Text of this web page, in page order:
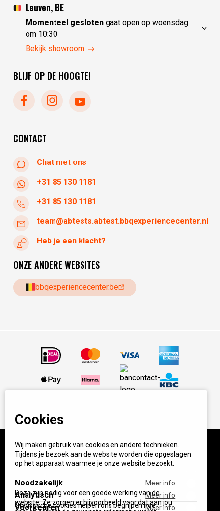
dinsdag
woensdag
10:00 - 17:30
donderdag
10:00 - 17:30
vrijdag
Leuven, BE
Momenteel geslotengaat open op woensdag
om 10:30
zondag
dinsdag
donderdag
vrijdag
Bekijk showroom
BLIJF OP DE HOOGTE!
CONTACT
Chat met ons
+31 85 130 1181
+31 85 130 1181
team@abtests.abtest.bbqexperiencecenter.nl
Heb je een klacht?
ONZE ANDERE WEBSITES
bbqexperiencecenter.be
© BBQ Experience Center. Home of BBQ. Alle prijzen incl
Start your own BXC
Cookies
Wij maken gebruik van cookies en andere technieken.
Tijdens je bezoek aan de website worden die opgeslagen
op het apparaat waarmee je onze website bezoekt.
Noodzakelijk
Meer info
Deze zijn nodig voor een goede werking van de
website. Ze zorgen er bijvoorbeeld voor dat aan jou
Analytisch
Meer info
Statistische cookies helpen ons begrijpen hoe
Voorkeuren Meer info